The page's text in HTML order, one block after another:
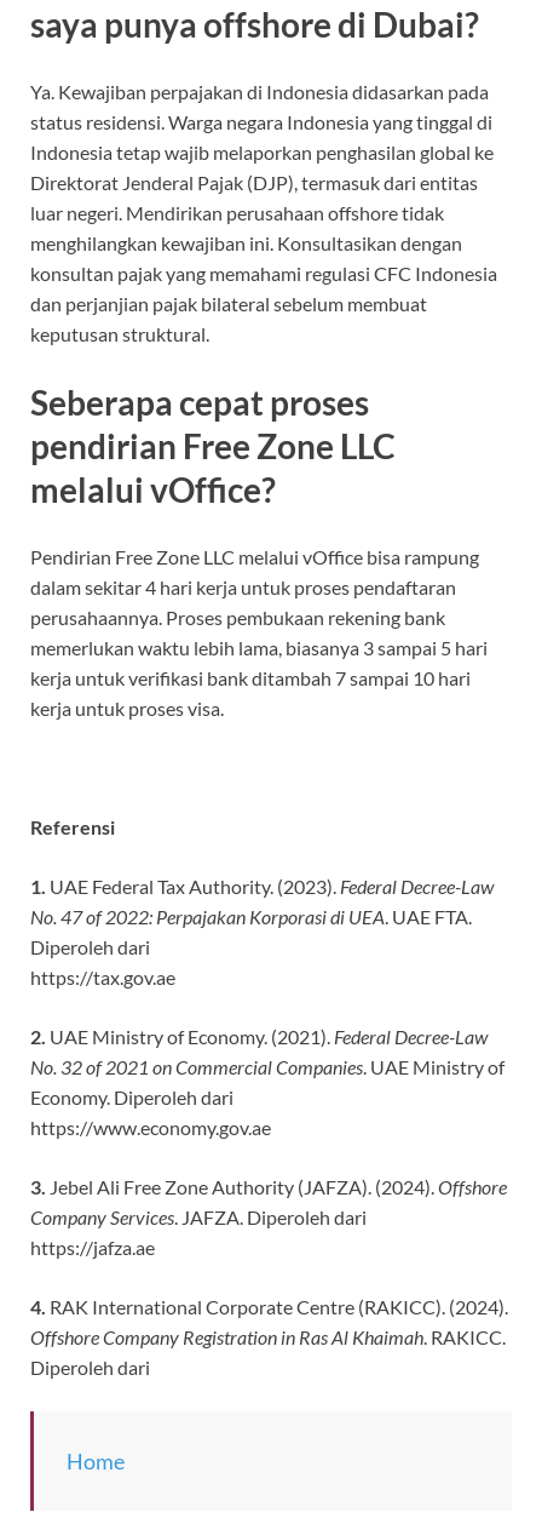
saya punya offshore di Dubai?
Ya. Kewajiban perpajakan di Indonesia didasarkan pada
status residensi. Warga negara Indonesia yang tinggal di
Indonesia tetap wajib melaporkan penghasilan global ke
Direktorat Jenderal Pajak (DJP), termasuk dari entitas
luar negeri. Mendirikan perusahaan offshore tidak
menghilangkan kewajiban ini. Konsultasikan dengan
konsultan pajak yang memahami regulasi CFC Indonesia
dan perjanjian pajak bilateral sebelum membuat
keputusan struktural.
Seberapa cepat proses
pendirian Free Zone LLC
melalui vOffice?
Pendirian Free Zone LLC melalui vOffice bisa rampung
dalam sekitar 4 hari kerja untuk proses pendaftaran
perusahaannya. Proses pembukaan rekening bank
memerlukan waktu lebih lama, biasanya 3 sampai 5 hari
kerja untuk verifikasi bank ditambah 7 sampai 10 hari
kerja untuk proses visa.
Referensi
1. UAE Federal Tax Authority. (2023). Federal Decree-Law
No. 47 of 2022: Perpajakan Korporasi di UEA . UAE FTA.
Diperoleh dari
https://tax.gov.ae
2. UAE Ministry of Economy. (2021). Federal Decree-Law
No. 32 of 2021 on Commercial Companies . UAE Ministry of
Economy. Diperoleh dari
https://www.economy.gov.ae
3. Jebel Ali Free Zone Authority (JAFZA). (2024). Offshore
Company Services . JAFZA. Diperoleh dari
https://jafza.ae
4. RAK International Corporate Centre (RAKICC). (2024).
Offshore Company Registration in Ras Al Khaimah . RAKICC.
Diperoleh dari
Home